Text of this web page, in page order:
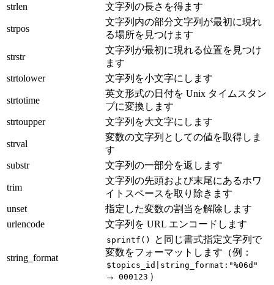
strlen
文字列の長さを得ます
strpos
文字列内の部分文字列が最初に現れ
る場所を見つけます
strstr
文字列が最初に現れる位置を見つけ
ます
strtolower
文字列を小文字にします
strtotime
英文形式の日付を Unix タイムスタン
プに変換します
strtoupper
文字列を大文字にします
strval
変数の文字列としての値を取得しま
す
substr
文字列の一部分を返します
trim
文字列の先頭および末尾にあるホワ
イトスペースを取り除きます
unset
指定した変数の割当を解除します
urlencode
文字列を URL エンコードします
string_format
sprintf()
と同じ書式指定文字列で
変数をフォーマットします（例：
$topics_id|string_format:"%06d"
→ 000123 ）